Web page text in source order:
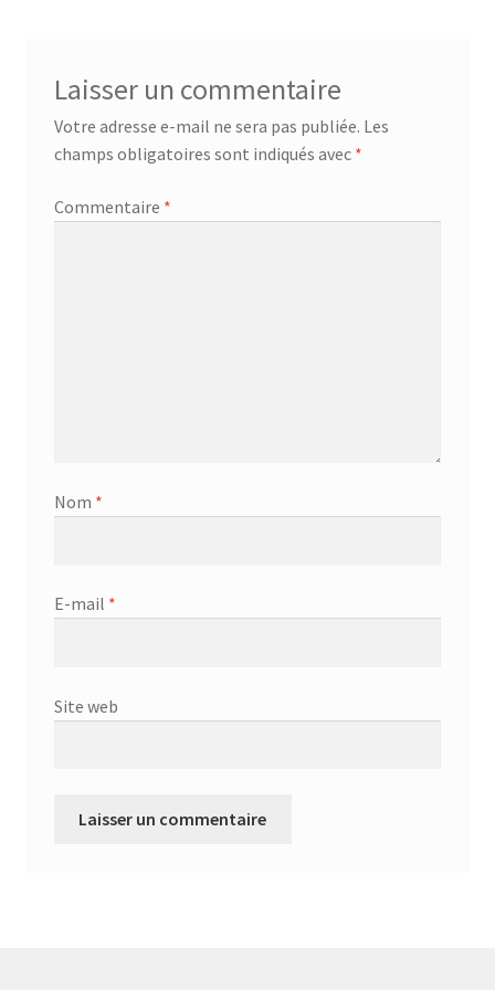
Laisser un commentaire
Votre adresse e-mail ne sera pas publiée. Les
champs obligatoires sont indiqués avec *
Commentaire *
Nom *
E-mail *
Site web